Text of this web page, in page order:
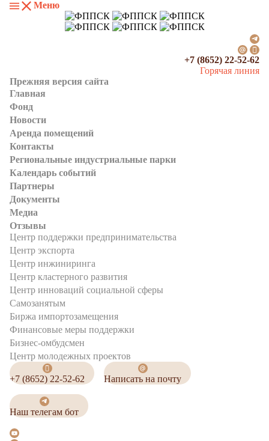
Меню
+7 (8652) 22-52-62
Горячая линия
Прежняя версия сайта
Главная
Фонд
Новости
Аренда помещений
Контакты
Региональные индустриальные парки
Календарь событий
Партнеры
Документы
Медиа
Отзывы
Центр поддержки предпринимательства
Центр экспорта
Центр инжиниринга
Центр кластерного развития
Центр инноваций социальной сферы
Cамозанятым
Биржа импортозамещения
Финансовые меры поддержки
Бизнес-омбудсмен
Центр молодежных проектов
+7 (8652) 22-52-62 Написать на почту
Наш телегам бот